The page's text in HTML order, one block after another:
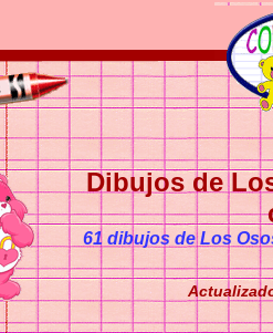
Dibujos de
61 dibujos de Los